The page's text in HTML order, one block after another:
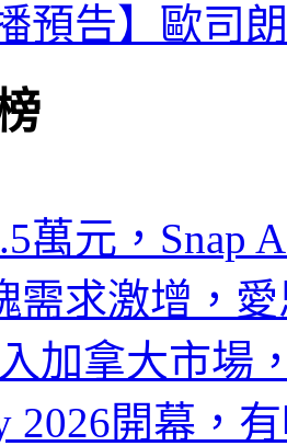
預告】歐司
萬元，Snap
需求激增，
加拿大市場
2026開幕，